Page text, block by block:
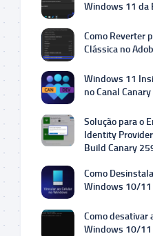
Windows 11 da
Como Reverter
Clássica no
Windows 11
no Canal Canary
Solução para o
Identity
Build Canary
Como
Windows 10/11
Como desativar
Windows 10/11